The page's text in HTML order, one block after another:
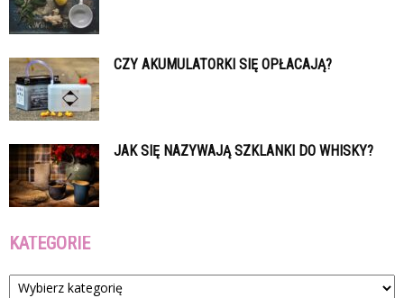
CZY AKUMULATORKI SIĘ OPŁACAJĄ?
JAK SIĘ NAZYWAJĄ SZKLANKI DO WHISKY?
KATEGORIE
Kategorie